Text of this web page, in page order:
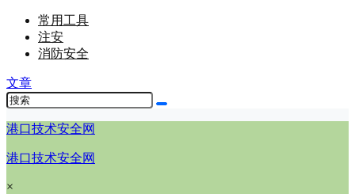
常用工具
注安
消防安全
文章
港口技术安全网
港口技术安全网
×